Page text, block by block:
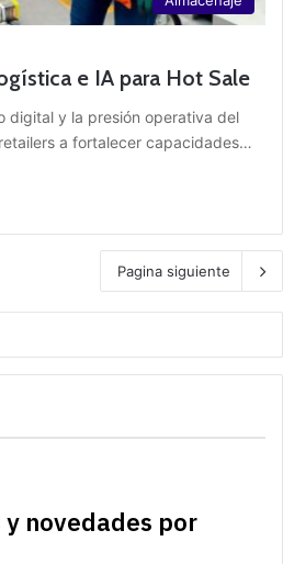
e IA para Hot Sale
digital y la presión operativa del
a fortalecer capacidades…
Pagina siguiente
y novedades por